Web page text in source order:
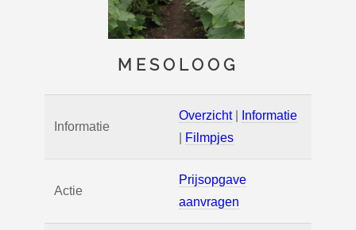
MESOLOOG
Informatie
Overzicht|
Informatie
Filmpjes
Actie
Prijsopgave
aanvragen